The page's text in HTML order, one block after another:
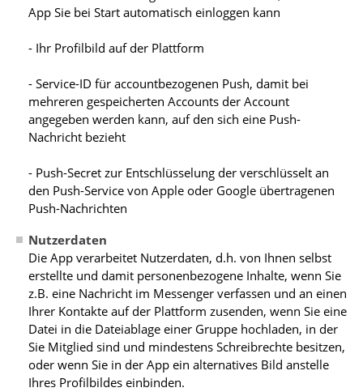
App Sie bei Start automatisch einloggen kann
- Ihr Profilbild auf der Plattform
- Service-ID für accountbezogenen Push, damit bei
mehreren gespeicherten Accounts der Account
angegeben werden kann, auf den sich eine Push-
Nachricht bezieht
- Push-Secret zur Entschlüsselung der verschlüsselt an
den Push-Service von Apple oder Google übertragenen
Push-Nachrichten
Nutzerdaten
Die App verarbeitet Nutzerdaten, d.h. von Ihnen selbst
erstellte und damit personenbezogene Inhalte, wenn Sie
z.B. eine Nachricht im Messenger verfassen und an einen
Ihrer Kontakte auf der Plattform zusenden, wenn Sie eine
Datei in die Dateiablage einer Gruppe hochladen, in der
Sie Mitglied sind und mindestens Schreibrechte besitzen,
oder wenn Sie in der App ein alternatives Bild anstelle
Ihres Profilbildes einbinden.